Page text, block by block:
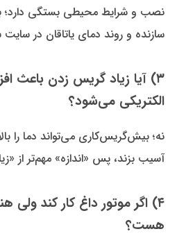
نصب و شرایط محیطی بستگی دارد؛
سازنده و روند دمای یاتاقان در
۳) آیا زیاد گریس زدن باعث
الکتریکی می‌شود؟
نه؛ بیش‌گریس‌کاری می‌تواند دما را
آسیب بزند، پس «اندازه» مهم‌تر از
۴) اگر موتور داغ کار کند ولی
هست؟